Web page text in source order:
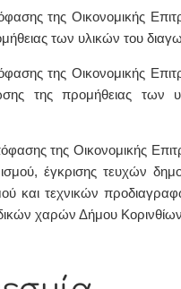
της Οικονομικής
των υλικών του
της Οικονομικής
της προμήθειας των
της Οικονομικής
έγκρισης τευχών
και τεχνικών
χαρών Δήμου